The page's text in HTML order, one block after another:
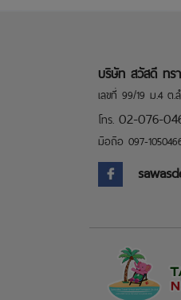
บริษัท สวัสดี ทร
เลขที่ 99/19 ม.4 ต.
โทร. 02-076-
มือถือ 097-